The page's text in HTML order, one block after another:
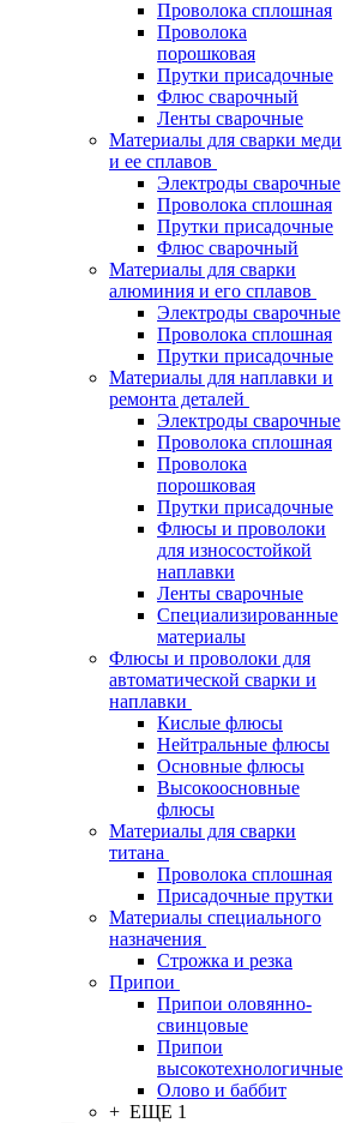
Проволока сплошная
Проволока
порошковая
Прутки присадочные
Флюс сварочный
Ленты сварочные
Материалы для сварки меди
и ее сплавов
Электроды сварочные
Проволока сплошная
Прутки присадочные
Флюс сварочный
Материалы для сварки
алюминия и его сплавов
Электроды сварочные
Проволока сплошная
Прутки присадочные
Материалы для наплавки и
ремонта деталей
Электроды сварочные
Проволока сплошная
Проволока
порошковая
Прутки присадочные
Флюсы и проволоки
для износостойкой
наплавки
Ленты сварочные
Специализированные
материалы
Флюсы и проволоки для
автоматической сварки и
наплавки
Кислые флюсы
Нейтральные флюсы
Основные флюсы
Высокоосновные
флюсы
Материалы для сварки
титана
Проволока сплошная
Присадочные прутки
Материалы специального
назначения
Строжка и резка
Припои
Припои оловянно-
свинцовые
Припои
высокотехнологичные
Олово и баббит
+ ЕЩЕ 1